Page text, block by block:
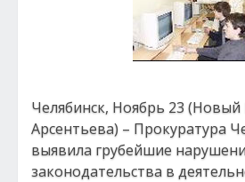
Челябинск, Ноябрь 23 (Новый
Арсентьева) – Прокуратура
выявила грубейшие
законодательства в